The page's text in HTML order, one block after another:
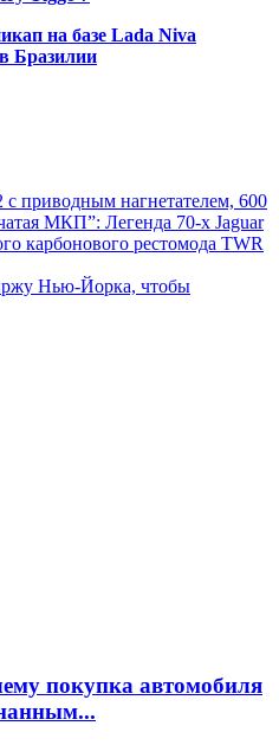
на базе Lada Niva
Бразилии
c приводным нагнетателем, 600
МКП”: Легенда 70-х Jaguar
карбонового рестомода TWR
Нью-Йорка, чтобы
покупка автомобиля